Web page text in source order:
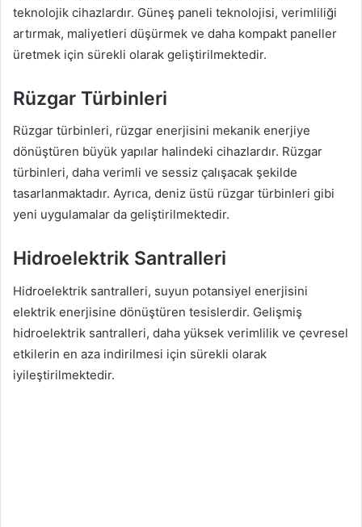
teknolojik cihazlardır. Güneş paneli teknolojisi, verimliliği
artırmak, maliyetleri düşürmek ve daha kompakt paneller
üretmek için sürekli olarak geliştirilmektedir.
Rüzgar Türbinleri
Rüzgar türbinleri, rüzgar enerjisini mekanik enerjiye
dönüştüren büyük yapılar halindeki cihazlardır. Rüzgar
türbinleri, daha verimli ve sessiz çalışacak şekilde
tasarlanmaktadır. Ayrıca, deniz üstü rüzgar türbinleri gibi
yeni uygulamalar da geliştirilmektedir.
Hidroelektrik Santralleri
Hidroelektrik santralleri, suyun potansiyel enerjisini
elektrik enerjisine dönüştüren tesislerdir. Gelişmiş
hidroelektrik santralleri, daha yüksek verimlilik ve çevresel
etkilerin en aza indirilmesi için sürekli olarak
iyileştirilmektedir.